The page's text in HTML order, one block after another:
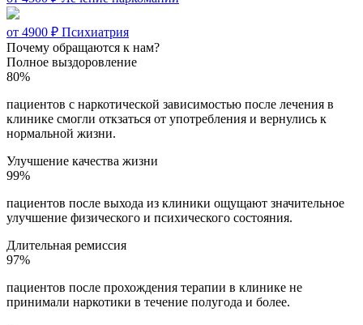
от 4900 ₽ Психиатрия
Почему обращаются к нам?
Полное выздоровление
80%
пациентов с наркотической зависимостью после лечения в
клинике смогли откзаться от употребления и вернулись к
нормальной жизни.
Улучшение качества жизни
99%
пациентов после выхода из клиники ощущают значительное
улучшение физического и психического состояния.
Длительная ремиссия
97%
пациентов после прохождения терапии в клинике не
принимали наркотики в течение полугода и более.